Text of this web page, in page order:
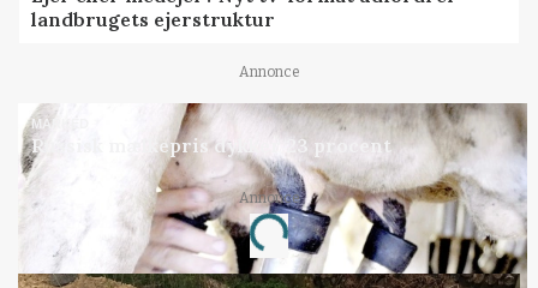
landbrugets ejerstruktur
Annonce
MARKED
Russisk mælkepris dykker 23 procent
Annonce
Loading...